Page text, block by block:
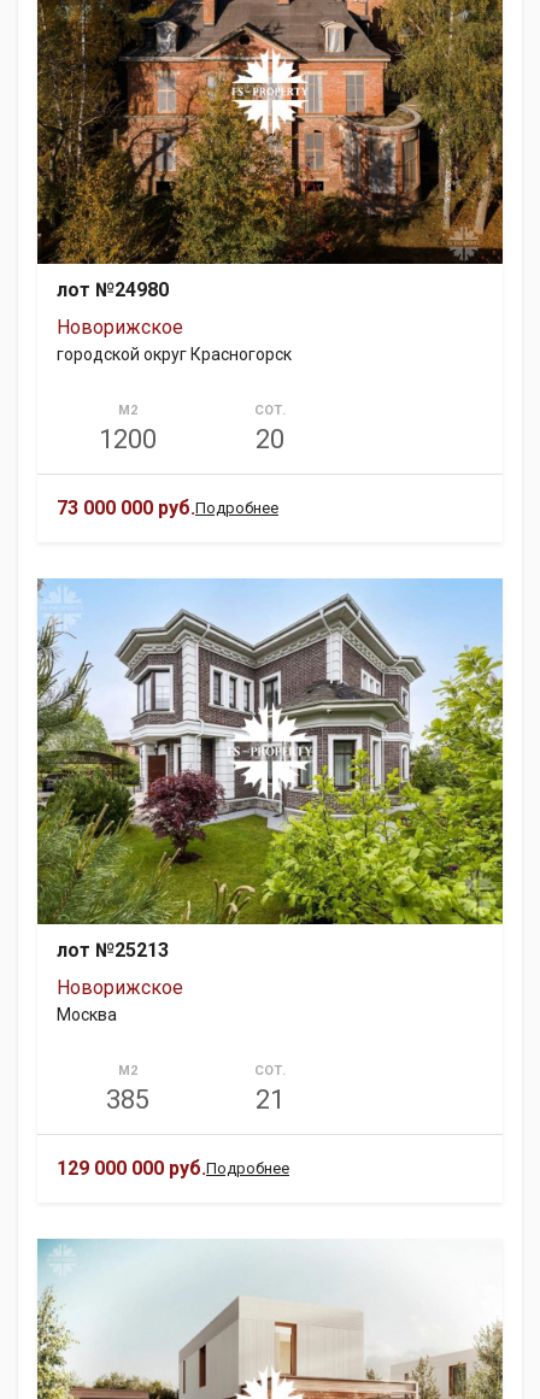
лот №24980
Новорижское
городской округ Красногорск
М2
1200
СОТ.
20
73 000 000 руб.Подробнее
лот №25213
Новорижское
Москва
М2
385
СОТ.
21
129 000 000 руб.Подробнее